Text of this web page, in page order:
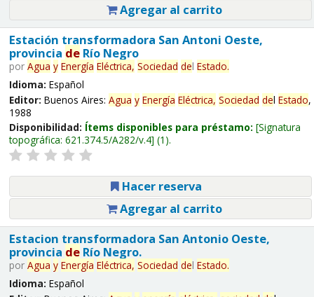
Agregar al carrito
Estación transformadora San Antoni Oeste,
provincia deRío Negro
por Agua y Energía Eléctrica, Sociedad del Estado.
Idioma: Español
Editor: Buenos Aires: Agua y Energía Eléctrica, Sociedad del Estado,
1988
Disponibilidad: Ítems disponibles para préstamo: Signatura
topográfica: 621.374.5/A282/v.4 (1).
Hacer reserva
Agregar al carrito
Estacion transformadora San Antonio Oeste,
provincia deRío Negro.
por Agua y Energía Eléctrica, Sociedad del Estado.
Idioma: Español